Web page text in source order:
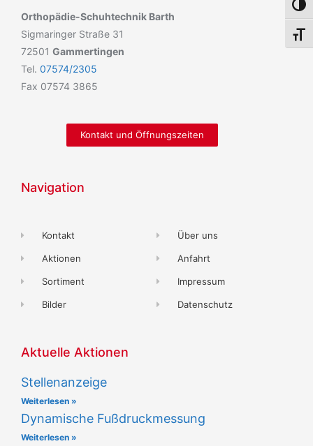
Orthopädie-Schuhtechnik Barth
Sigmaringer Straße 31
72501 Gammertingen
Tel. 07574/2305
Fax 07574 3865
Kontakt und Öffnungszeiten
Navigation
Kontakt
Aktionen
Sortiment
Bilder
Über uns
Anfahrt
Impressum
Datenschutz
Aktuelle Aktionen
Stellenanzeige
Weiterlesen »
Dynamische Fußdruckmessung
Weiterlesen »